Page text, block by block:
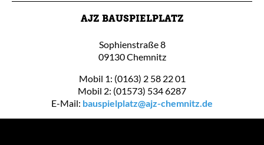
AJZ BAUSPIELPLATZ
Sophienstraße 8
09130 Chemnitz
Mobil 1: (0163) 2 58 22 01
Mobil 2: (01573) 534 6287
E-Mail: bauspielplatz@ajz-chemnitz.de